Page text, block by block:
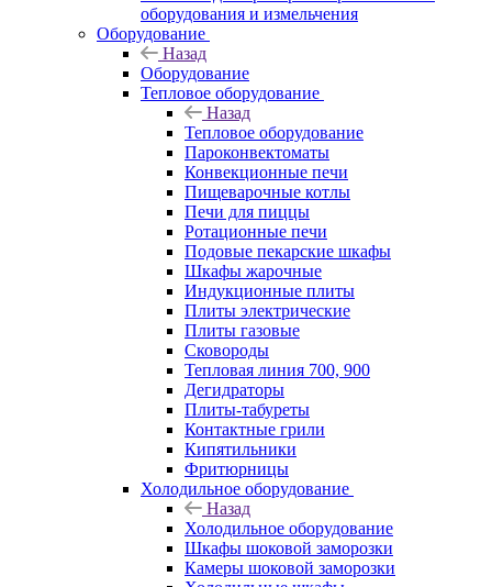
оборудования и измельчения
Оборудование
Назад
Оборудование
Тепловое оборудование
Назад
Тепловое оборудование
Пароконвектоматы
Конвекционные печи
Пищеварочные котлы
Печи для пиццы
Ротационные печи
Подовые пекарские шкафы
Шкафы жарочные
Индукционные плиты
Плиты электрические
Плиты газовые
Сковороды
Тепловая линия 700, 900
Дегидраторы
Плиты-табуреты
Контактные грили
Кипятильники
Фритюрницы
Холодильное оборудование
Назад
Холодильное оборудование
Шкафы шоковой заморозки
Камеры шоковой заморозки